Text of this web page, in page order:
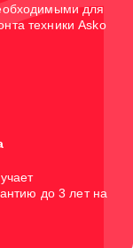
для
техники Asko
до 3 лет на